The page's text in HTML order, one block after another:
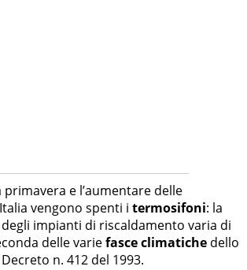
primavera e l’aumentare delle
vengono spenti i termosifoni: la
impianti di riscaldamento varia di
delle variefasce climatiche dello
n. 412 del 1993.